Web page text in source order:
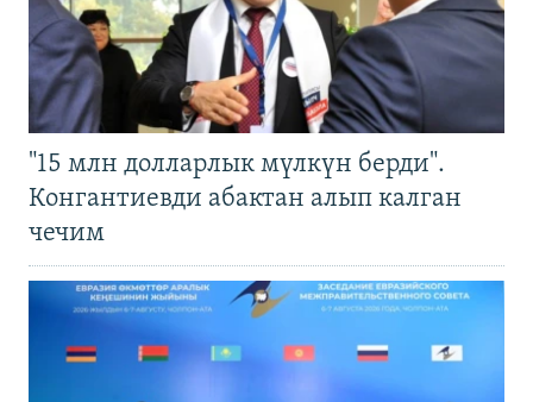
"15 млн долларлык мүлкүн берди".
Конгантиевди абактан алып калган
чечим